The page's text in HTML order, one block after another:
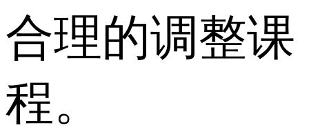
合理的调整课
程。